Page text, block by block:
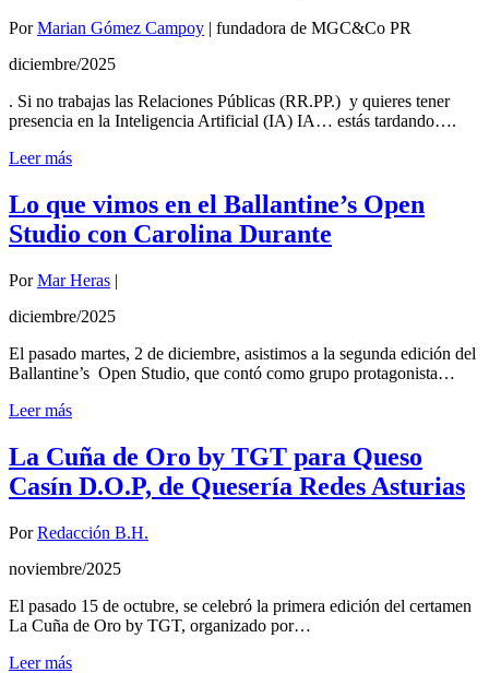
PorMarian Gómez Campoy | fundadora de MGC&Co PR
diciembre/2025
. Si no trabajas las Relaciones Públicas (RR.PP.) y quieres tener
presencia en la Inteligencia Artificial (IA) IA… estás tardando….
Leer más
Lo que vimos en el Ballantine’s Open
Studio con Carolina Durante
PorMar Heras |
diciembre/2025
El pasado martes, 2 de diciembre, asistimos a la segunda edición del
Ballantine’s Open Studio, que contó como grupo protagonista…
Leer más
La Cuña de Oro by TGT para Queso
Casín D.O.P, de Quesería Redes Asturias
PorRedacción B.H.
noviembre/2025
El pasado 15 de octubre, se celebró la primera edición del certamen
La Cuña de Oro by TGT, organizado por…
Leer más